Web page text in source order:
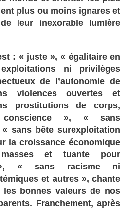
plus ou moins ignares et
de leur inexorable
lumière
: « juste», « égalitaire en
ni
privilèges
de l’autonomie de
violences ouvertes
et
prostitutions de corps,
conscience », « sans
« sans bête surexploitation
la croissance économique
masses et tuante
pour
«sans racisme
ni
et autres»,chante
les bonnes valeurs de nos
. Franchement, après